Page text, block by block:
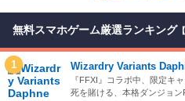
無料スマホゲーム厳選ランキング
1 Wizardry Variants
『FFXI』コラボ中、限定キ
死を賭ける、本格ダンジョン